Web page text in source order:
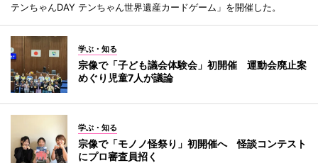
テンちゃんDAY テンちゃん世界遺産カードゲーム」を開催した。
学ぶ・知る
宗像で「子ども議会体験会」初開催 運動会廃止案
めぐり児童7人が議論
学ぶ・知る
宗像で「モノノ怪祭り」初開催へ 怪談コンテスト
にプロ審査員招く